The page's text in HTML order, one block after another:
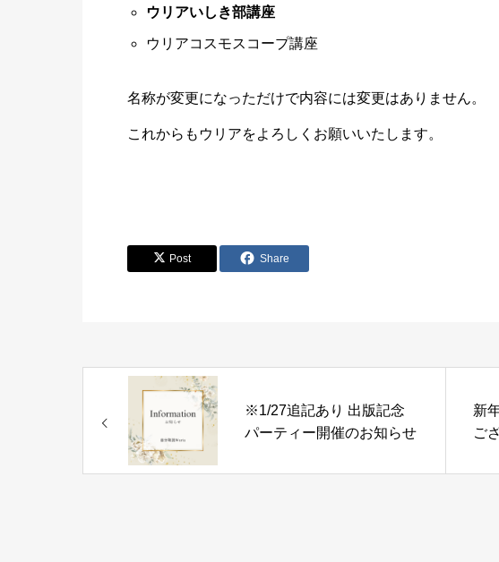
ウリアいしき部講座
ウリアコスモスコープ講座
名称が変更になっただけで内容には変更はありません。
これからもウリアをよろしくお願いいたします。
Post Share
※1/27追記あり 出版記念
パーティー開催のお知らせ
新
ご